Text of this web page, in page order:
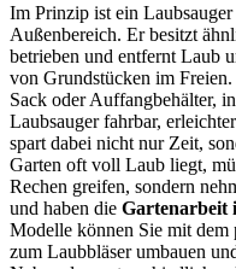
Im Prinzip ist ein
Außenbereich. Er besitzt
betrieben und entfernt Laub
von Grundstücken im
Sack oder Auffangbehälter,
Laubsauger fahrbar,
spart dabei nicht nur Zeit,
Garten oft voll Laub liegt,
Rechen greifen, sondern
und haben die Gartenarbeit
Modelle können Sie mit dem
zum Laubbläser umbauen